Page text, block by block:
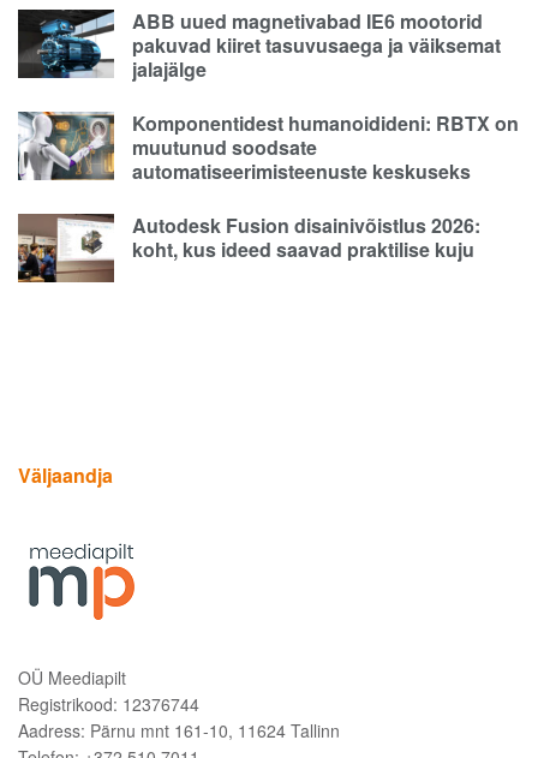
ABB uued magnetivabad IE6 mootorid
pakuvad kiiret tasuvusaega ja väiksemat
jalajälge
Komponentidest humanoidideni: RBTX on
muutunud soodsate
automatiseerimisteenuste keskuseks
Autodesk Fusion disainivõistlus 2026:
koht, kus ideed saavad praktilise kuju
Väljaandja
OÜ Meediapilt
Registrikood: 12376744
Aadress: Pärnu mnt 161-10, 11624 Tallinn